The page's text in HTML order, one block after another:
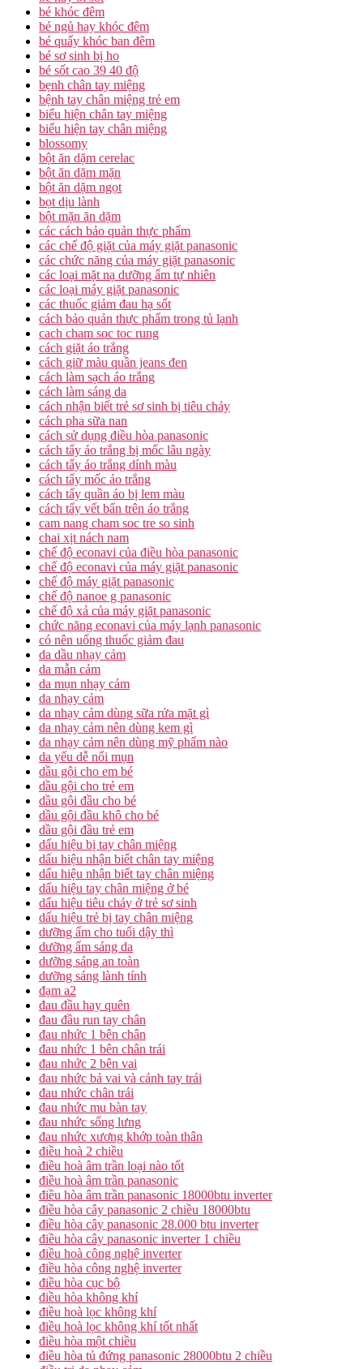
bé khóc đêm
bé ngủ hay khóc đêm
bé quấy khóc ban đêm
bé sơ sinh bị ho
bé sốt cao 39 40 độ
bẹnh chân tay miệng
bệnh tay chân miệng trẻ em
biểu hiện chân tay miệng
biểu hiện tay chân miệng
blossomy
bột ăn dặm cerelac
bột ăn dặm mặn
bột ăn dặm ngọt
bọt dịu lành
bột mặn ăn dặm
các cách bảo quản thực phẩm
các chế độ giặt của máy giặt panasonic
các chức năng của máy giặt panasonic
các loại mặt nạ dưỡng ẩm tự nhiên
các loại máy giặt panasonic
các thuốc giảm đau hạ sốt
cách bảo quản thực phẩm trong tủ lạnh
cach cham soc toc rung
cách giặt áo trắng
cách giữ màu quần jeans đen
cách làm sạch áo trắng
cách làm sáng da
cách nhận biết trẻ sơ sinh bị tiêu chảy
cách pha sữa nan
cách sử dụng điều hòa panasonic
cách tẩy áo trắng bị mốc lâu ngày
cách tẩy áo trắng dính màu
cách tẩy mốc áo trắng
cách tẩy quần áo bị lem màu
cách tẩy vết bẩn trên áo trắng
cam nang cham soc tre so sinh
chai xịt nách nam
chế độ econavi của điều hòa panasonic
chế độ econavi của máy giặt panasonic
chế độ máy giặt panasonic
chế độ nanoe g panasonic
chế độ xả của máy giặt panasonic
chức năng econavi của máy lạnh panasonic
có nên uống thuốc giảm đau
da dầu nhạy cảm
da mẫn cảm
da mụn nhạy cảm
da nhạy cảm
da nhạy cảm dùng sữa rửa mặt gì
da nhạy cảm nên dùng kem gì
da nhạy cảm nên dùng mỹ phẩm nào
da yếu dễ nổi mụn
dầu gội cho em bé
dầu gội cho trẻ em
dầu gội đầu cho bé
dầu gội đầu khô cho bé
dầu gội đầu trẻ em
dấu hiệu bị tay chân miệng
dấu hiệu nhận biết chân tay miệng
dấu hiệu nhận biết tay chân miệng
dấu hiệu tay chân miệng ở bé
dấu hiệu tiêu chảy ở trẻ sơ sinh
dấu hiệu trẻ bị tay chân miệng
dưỡng ẩm cho tuổi dậy thì
dưỡng ẩm sáng da
dưỡng sáng an toàn
dưỡng sáng lành tính
đạm a2
đau đầu hay quên
đau đầu run tay chân
đau nhức 1 bên chân
đau nhức 1 bên chân trái
đau nhức 2 bên vai
đau nhức bả vai và cánh tay trái
đau nhức chân trái
đau nhức mu bàn tay
đau nhức sống lưng
đau nhức xương khớp toàn thân
điều hoà 2 chiều
điều hoà âm trần loại nào tốt
điều hoà âm trần panasonic
điều hòa âm trần panasonic 18000btu inverter
điều hòa cây panasonic 2 chiều 18000btu
điều hòa cây panasonic 28.000 btu inverter
điều hòa cây panasonic inverter 1 chiều
điều hoà công nghệ inverter
điều hòa công nghệ inverter
điều hòa cục bộ
điều hòa không khí
điều hoà lọc không khí
điều hoà lọc không khí tốt nhất
điều hòa một chiều
điều hòa tủ đứng panasonic 28000btu 2 chiều